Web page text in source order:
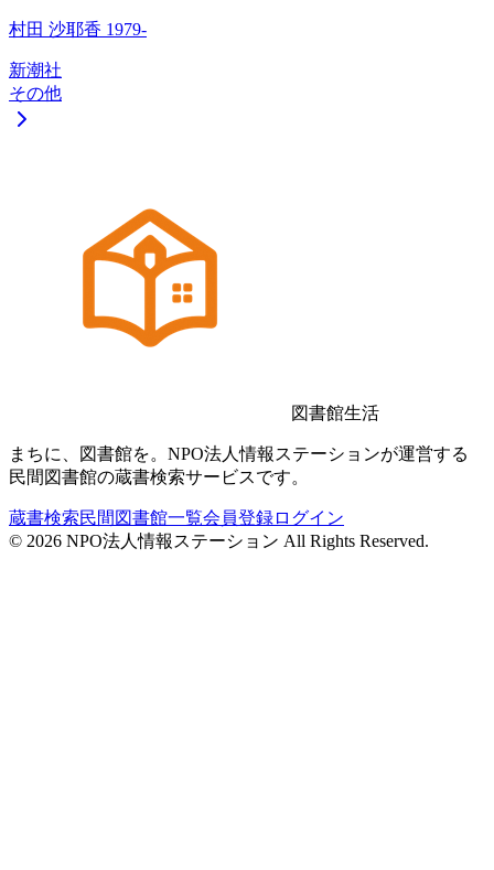
村田 沙耶香 1979-
新潮社
その他
図書館生活
まちに、図書館を。NPO法人情報ステーションが運営する
民間図書館の蔵書検索サービスです。
蔵書検索民間図書館一覧会員登録ログイン
© 2026 NPO法人情報ステーション All Rights Reserved.